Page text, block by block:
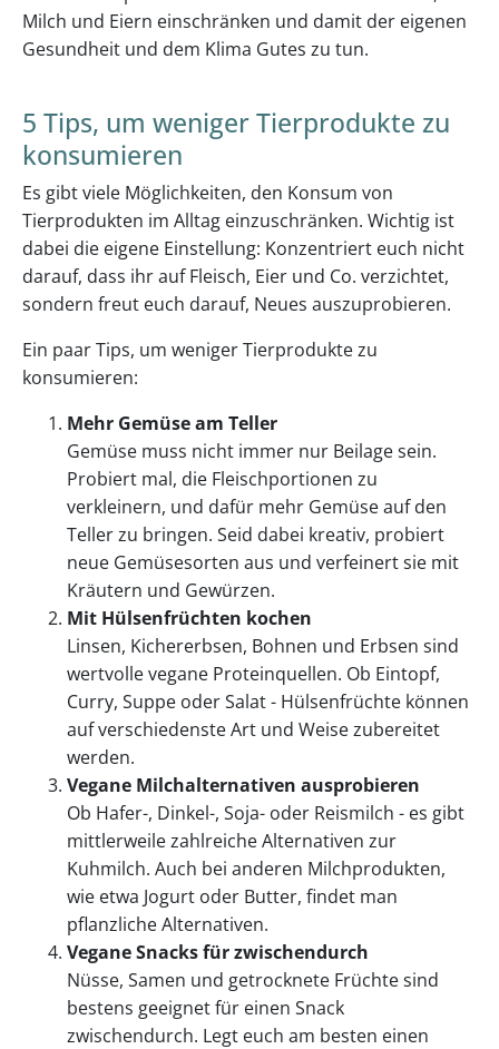
Milch und Eiern einschränken und damit der eigenen
Gesundheit und dem Klima Gutes zu tun.
5 Tips, um weniger Tierprodukte zu
konsumieren
Es gibt viele Möglichkeiten, den Konsum von
Tierprodukten im Alltag einzuschränken. Wichtig ist
dabei die eigene Einstellung: Konzentriert euch nicht
darauf, dass ihr auf Fleisch, Eier und Co. verzichtet,
sondern freut euch darauf, Neues auszuprobieren.
Ein paar Tips, um weniger Tierprodukte zu
konsumieren:
Mehr Gemüse am Teller
Gemüse muss nicht immer nur Beilage sein.
Probiert mal, die Fleischportionen zu
verkleinern, und dafür mehr Gemüse auf den
Teller zu bringen. Seid dabei kreativ, probiert
neue Gemüsesorten aus und verfeinert sie mit
Kräutern und Gewürzen.
Mit Hülsenfrüchten kochen
Linsen, Kichererbsen, Bohnen und Erbsen sind
wertvolle vegane Proteinquellen. Ob Eintopf,
Curry, Suppe oder Salat - Hülsenfrüchte können
auf verschiedenste Art und Weise zubereitet
werden.
Vegane Milchalternativen ausprobieren
Ob Hafer-, Dinkel-, Soja- oder Reismilch - es gibt
mittlerweile zahlreiche Alternativen zur
Kuhmilch. Auch bei anderen Milchprodukten,
wie etwa Jogurt oder Butter, findet man
pflanzliche Alternativen.
Vegane Snacks für zwischendurch
Nüsse, Samen und getrocknete Früchte sind
bestens geeignet für einen Snack
zwischendurch. Legt euch am besten einen